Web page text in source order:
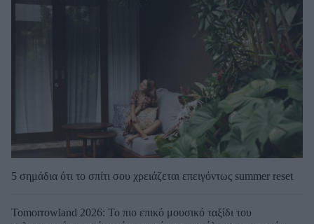
5 σημάδια ότι το σπίτι σου χρειάζεται επειγόντως summer reset
Tomorrowland 2026: Το πιο επικό μουσικό ταξίδι του